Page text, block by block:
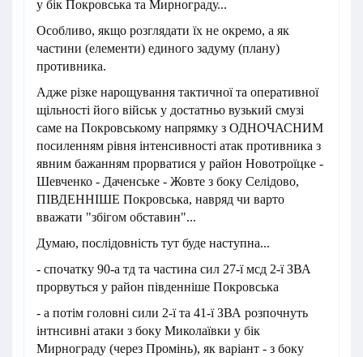
у бік Покровська та Мирнограду...
Особливо, якщо розглядати їх не окремо, а як
частини (елементи) единого задуму (плану)
противника.
Адже різке нарощування тактичної та оперативної
щільності його військ у достатньо вузький смузі
саме на Покровському напрямку з ОДНОЧАСНИМ
посиленням рівня інтенсивності атак противника з
явним бажанням прорватися у район Новотроїцке -
Шевченко - Даченське - Жовте з боку Селідово,
ПІВДЕННІШЕ Покровська, навряд чи варто
вважати "збігом обставин"...
Думаю, послідовність тут буде наступна...
- спочатку 90-а тд та частина сил 27-ї мсд 2-ї ЗВА
прорвуться у район південніше Покровська
- а потім головні сили 2-ї та 41-ї ЗВА розпочнуть
інтнсивні атаки з боку Миколаївки у бік
Мирнограду (через Промінь), як варіант - з боку